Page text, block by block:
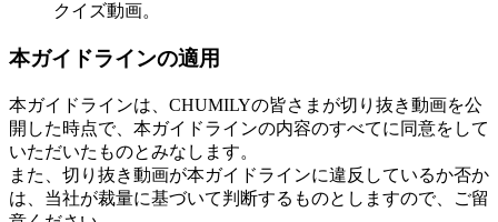
クイズ動画。
本ガイドラインの適用
本ガイドラインは、CHUMILYの皆さまが切り抜き動画を公
開した時点で、本ガイドラインの内容のすべてに同意をして
いただいたものとみなします。
また、切り抜き動画が本ガイドラインに違反しているか否か
は、当社が裁量に基づいて判断するものとしますので、ご留